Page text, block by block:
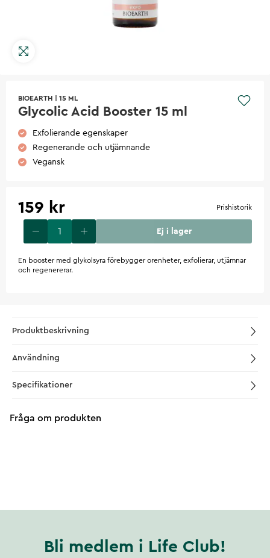
BIOEARTH 15 ML
Glycolic Acid Booster 15 ml
Exfolierande egenskaper
Regenerande och utjämnande
Vegansk
159 kr Prishistorik
Ej i lager
En booster med glykolsyra förebygger orenheter, exfolierar, utjämnar
och regenererar.
Produktbeskrivning
Användning
Specifikationer
Fråga om produkten
Bli medlem i Life Club!